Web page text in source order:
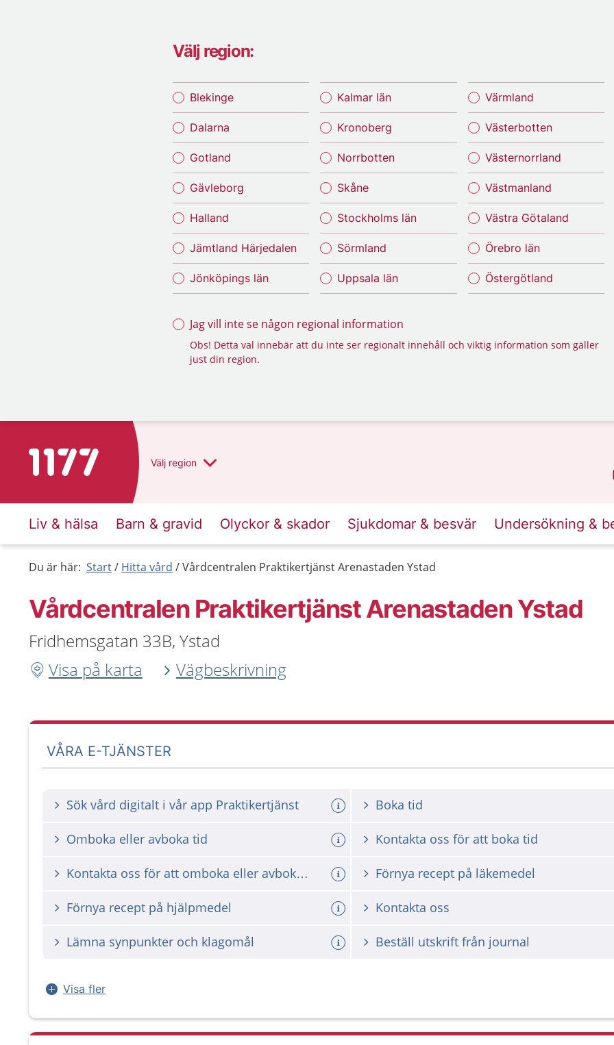
Välj region:
Blekinge
Dalarna
Gotland
Gävleborg
Halland
Jämtland Härjedalen
Jönköpings län
Kalmar län
Kronoberg
Norrbotten
Skåne
Stockholms län
Sörmland
Uppsala län
Värmland
Västerbotten
Västernorrland
Västmanland
Västra Götaland
Örebro län
Östergötland
Jag vill inte se någon regional information
Obs! Detta val innebär att du inte ser regionalt innehåll och viktig information som gäller
just din region.
Till startsidan för 1177 Välj region
Liv & hälsa Barn & gravid Olyckor & skador Sjukdomar & besvär Undersökning &
Du är här: Start Hitta vård Vårdcentralen Praktikertjänst Arenastaden Ystad
Vårdcentralen Praktikertjänst Arenastaden Ystad
Fridhemsgatan 33B, Ystad
Visa på karta
Vägbeskrivning
VÅRA E-TJÄNSTER
Sök vård digitalt i vår app Praktikertjänst Boka tid
Omboka eller avboka tid Kontakta oss för att boka tid
Kontakta oss för att omboka eller avboka tid Förnya recept på läkemedel
Förnya recept på hjälpmedel Kontakta oss
Lämna synpunkter och klagomål Beställ utskrift från journal
Visa fler